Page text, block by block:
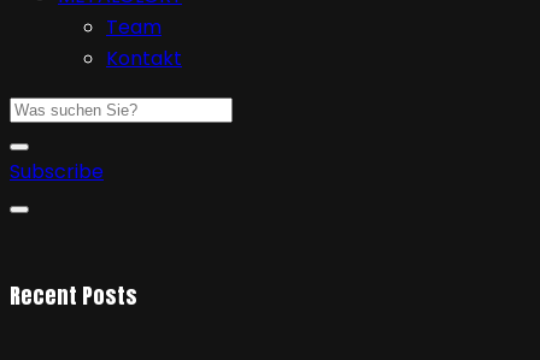
Team
Kontakt
Subscribe
Recent Posts